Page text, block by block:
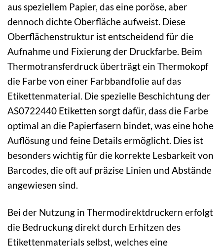
aus speziellem Papier, das eine poröse, aber
dennoch dichte Oberfläche aufweist. Diese
Oberflächenstruktur ist entscheidend für die
Aufnahme und Fixierung der Druckfarbe. Beim
Thermotransferdruck überträgt ein Thermokopf
die Farbe von einer Farbbandfolie auf das
Etikettenmaterial. Die spezielle Beschichtung der
AS0722440 Etiketten sorgt dafür, dass die Farbe
optimal an die Papierfasern bindet, was eine hohe
Auflösung und feine Details ermöglicht. Dies ist
besonders wichtig für die korrekte Lesbarkeit von
Barcodes, die oft auf präzise Linien und Abstände
angewiesen sind.
Bei der Nutzung in Thermodirektdruckern erfolgt
die Bedruckung direkt durch Erhitzen des
Etikettenmaterials selbst, welches eine